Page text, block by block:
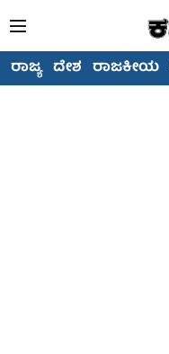
ರಾಜ್ಯ ದೇಶ ರಾಜಕೀಯ